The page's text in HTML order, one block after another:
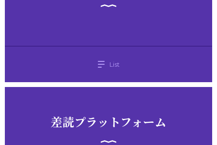
List
差読プラットフォーム